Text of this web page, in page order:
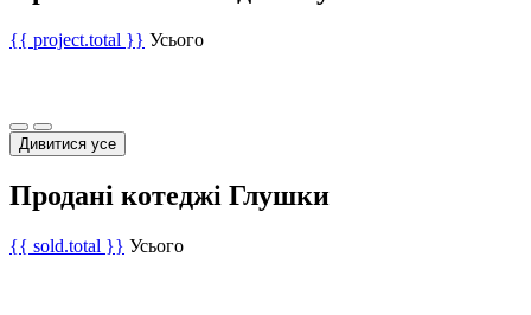
{{ project.total }} Усього
Дивитися усе
Продані котеджі Глушки
{{ sold.total }} Усього